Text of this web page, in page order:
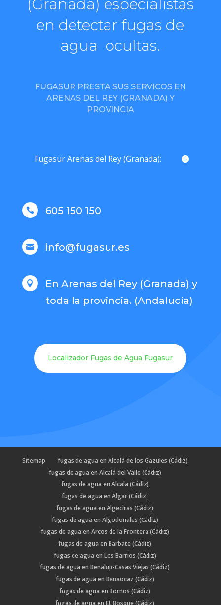
(Granada) especialistas
en detectar fugas de
agua ocultas.
FUGASUR PRESTA SUS SERVICOS EN
ARENAS DEL REY (GRANADA) Y
PROVINCIA
Fugasur Arenas del Rey (Granada):
 605 150 150
 info@fugasur.es

En Arenas del Rey (Granada) y
toda la provincia. (Andalucía)
Localizador Fugas de Agua Fugasur
Sitemap
fugas de agua en Alcalá de los Gazules (Cádiz)
fugas de agua en Alcalá del Valle (Cádiz)
fugas de agua en Alcala (Cádiz)
fugas de agua en Algar (Cádiz)
fugas de agua en Algeciras (Cádiz)
fugas de agua en Algodonales (Cádiz)
fugas de agua en Arcos de la Frontera (Cádiz)
fugas de agua en Barbate (Cádiz)
fugas de agua en Los Barrios (Cádiz)
fugas de agua en Benalup-Casas Viejas (Cádiz)
fugas de agua en Benaocaz (Cádiz)
fugas de agua en Bornos (Cádiz)
fugas de agua en EL Bosque (Cádiz)